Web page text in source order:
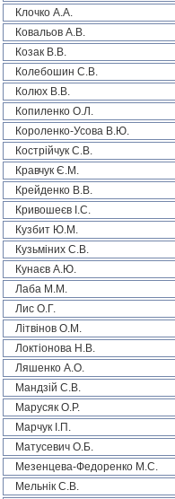
Клочко А.А.
Ковальов А.В.
Козак В.В.
Колебошин С.В.
Колюх В.В.
Копиленко О.Л.
Короленко-Усова В.Ю.
Кострійчук С.В.
Кравчук Є.М.
Крейденко В.В.
Кривошеєв І.С.
Кузбит Ю.М.
Кузьміних С.В.
Кунаєв А.Ю.
Лаба М.М.
Лис О.Г.
Літвінов О.М.
Локтіонова Н.В.
Ляшенко А.О.
Мандзій С.В.
Марусяк О.Р.
Марчук І.П.
Матусевич О.Б.
Мезенцева-Федоренко М.С.
Мельнік С.В.